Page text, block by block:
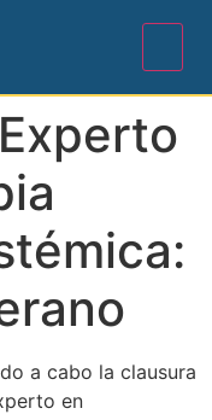
a cabo la clausura
en